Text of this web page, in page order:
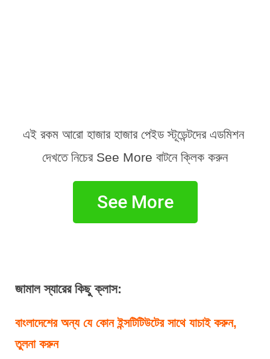
এই রকম আরো হাজার হাজার পেইড স্টূডেন্টদের এডমিশন
দেখতে নিচের See More বাটনে ক্লিক করুন
See More
জামাল স্যারের কিছু ক্লাস:
বাংলাদেশের অন্য যে কোন ইন্সটিটিউটের সাথে যাচাই করুন,
তুলনা করুন